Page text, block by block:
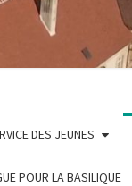
DES JEUNES
POUR LA BASILIQUE